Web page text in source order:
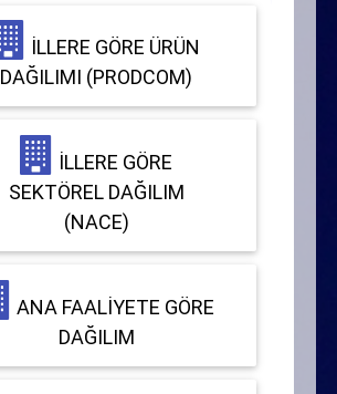
İLLERE GÖRE ÜRÜN
DAĞILIMI (PRODCOM)
İLLERE GÖRE
SEKTÖREL DAĞILIM
(NACE)
ANA FAALIYETE GÖRE
DAĞILIM